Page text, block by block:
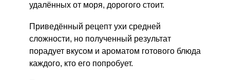
удалённых от моря, дорогого стоит.
Приведённый рецепт ухи средней
сложности, но полученный результат
порадует вкусом и ароматом готового блюда
каждого, кто его попробует.